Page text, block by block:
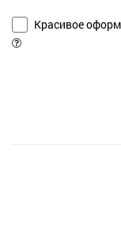
Красивое